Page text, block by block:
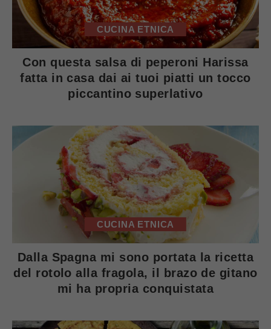
CUCINA ETNICA
Con questa salsa di peperoni Harissa
fatta in casa dai ai tuoi piatti un tocco
piccantino superlativo
CUCINA ETNICA
Dalla Spagna mi sono portata la ricetta
del rotolo alla fragola, il brazo de gitano
mi ha propria conquistata